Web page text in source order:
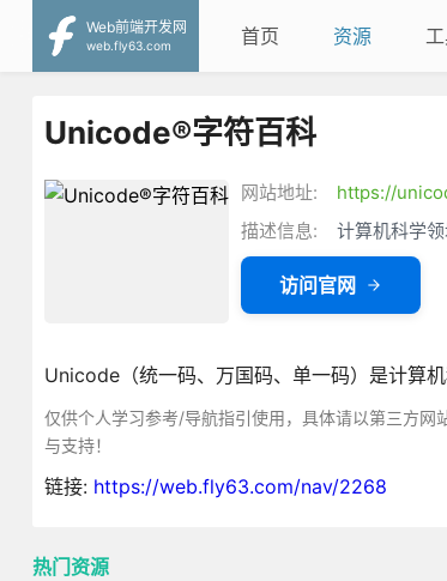
Web前端开发网
web.fly63.com
首页 资源
Unicode®字符百科
网站地址:
https://
描述信息:
计算机科学
访问官网
Unicode（统一码、万国码、单一码）是计算
仅供个人学习参考/导航指引使用，具体请以第三方
与支持！
链接: https://web.fly63.com/nav/2268
热门资源